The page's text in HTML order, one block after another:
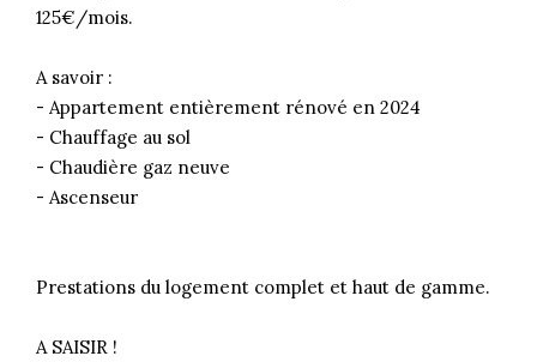
125€/mois.
A savoir :
- Appartement entièrement rénové en 2024
- Chauffage au sol
- Chaudière gaz neuve
- Ascenseur
Prestations du logement complet et haut de gamme.
A SAISIR !